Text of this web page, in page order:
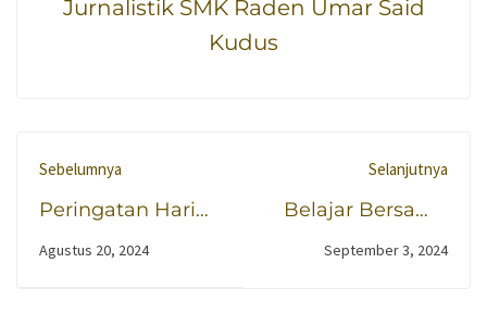
Jurnalistik SMK Raden Umar Said
Kudus
Sebelumnya
Peringatan Hari
Lahir Pramuka
Agustus 20, 2024
Selanjutnya
Belajar Bersama
dan Maju
September 3, 2024